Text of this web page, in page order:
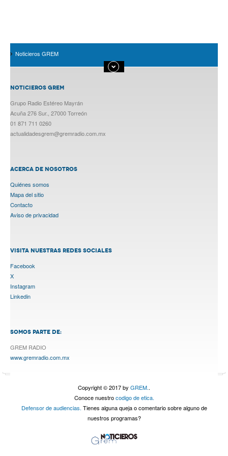
Noticieros GREM
NOTICIEROS GREM
Grupo Radio Estéreo Mayrán
Acuña 276 Sur., 27000 Torreón
01 871 711 0260
actualidadesgrem@gremradio.com.mx
ACERCA DE NOSOTROS
Quiénes somos
Mapa del sitio
Contacto
Aviso de privacidad
VISITA NUESTRAS REDES SOCIALES
Facebook
X
Instagram
Linkedin
SOMOS PARTE DE:
GREM RADIO
www.gremradio.com.mx
Copyright © 2017 by GREM..
Conoce nuestrocodigo de etica.
Defensor de audiencias. Tienes alguna queja o comentario sobre alguno de
nuestros programas?